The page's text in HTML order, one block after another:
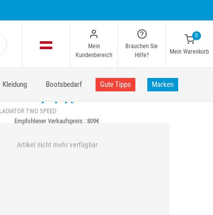
Mein
Kundenbereich
Brauchen Sie
Hilfe?
0
Mein Warenkorb
Kleidung Bootsbedarf Gute Tipps Marken
TWO SPEED
744€
Empfohlener Verkaufspreis : 809€
Artikel nicht mehr verfügbar